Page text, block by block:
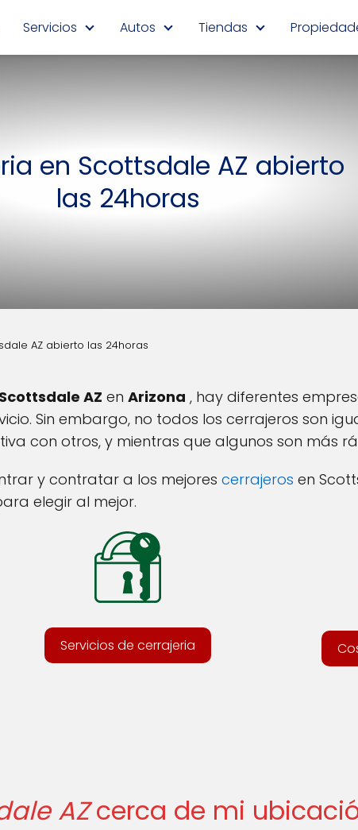
Servicios Autos Tiendas
en Scottsdale AZ abierto
las 24horas
AZ abierto las 24horas
AZ en Arizona , hay diferentes
Sin embargo, no todos los cerrajeros son
con otros, y mientras que algunos son más
y contratar a los mejores cerrajeros en
elegir al mejor.
Servicios de cerrajeria
AZcerca de mi